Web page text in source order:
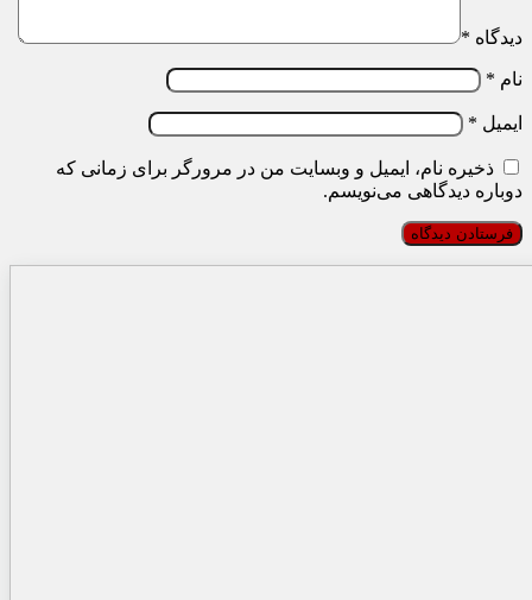
دیدگاه *
نام *
ایمیل *
ذخیره نام، ایمیل و وبسایت من در مرورگر برای زمانی که
دوباره دیدگاهی می‌نویسم.